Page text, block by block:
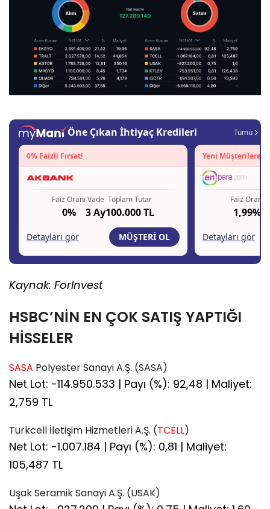
Kaynak: ForInvest
HSBC’NİN EN ÇOK SATIŞ YAPTIĞI
HİSSELER
SASA Polyester Sanayi A.Ş. (SASA)
Net Lot: -114.950.533 | Payı (%): 92,48 | Maliyet:
2,759 TL
Turkcell İletişim Hizmetleri A.Ş. (TCELL)
Net Lot: -1.007.184 | Payı (%): 0,81 | Maliyet:
105,487 TL
Uşak Seramik Sanayi A.Ş. (USAK)